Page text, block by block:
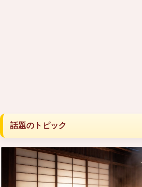
話題のトピック